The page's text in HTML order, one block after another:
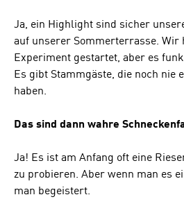
Ja, ein Highlight sind sicher
auf unserer Sommerterrasse. Wir
Experiment gestartet, aber es
Es gibt Stammgäste, die noch nie
haben.
Das sind dann wahre
Ja! Es ist am Anfang oft eine
zu probieren. Aber wenn man es
man begeistert.